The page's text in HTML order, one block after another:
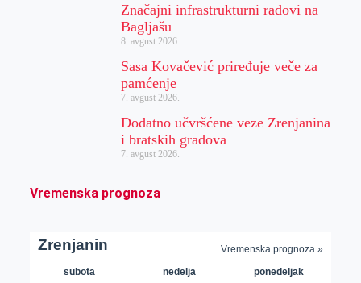
Značajni infrastrukturni radovi na
Bagljašu
8. avgust 2026.
Sasa Kovačević priređuje veče za
pamćenje
7. avgust 2026.
Dodatno učvršćene veze Zrenjanina
i bratskih gradova
7. avgust 2026.
Vremenska prognoza